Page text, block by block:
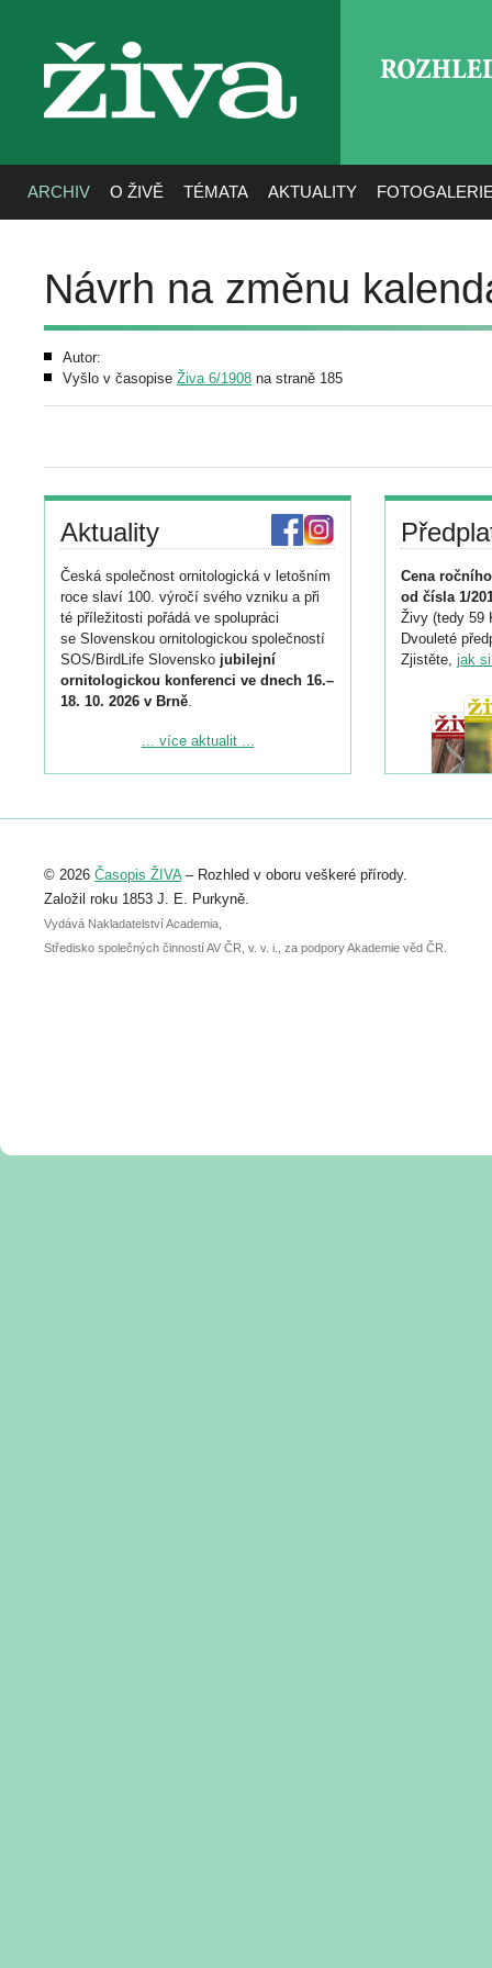
živa
ARCHIV O ŽIVĚ TÉMATA AKTUALITY
Návrh na změnu
Autor:
Vyšlo v časopise Živa 6/1908 na straně 185
Aktuality
Česká společnost ornitologická v letošním
roce slaví 100. výročí svého vzniku a při
té příležitosti pořádá ve spolupráci
se Slovenskou ornitologickou společností
SOS/BirdLife Slovensko jubilejní
ornitologickou konferenci ve dnech 16.–
18. 10. 2026 v Brně.
Podrobnější informace ke konferenci
Registrovat se můžete do 6. září.
abstraktu přihlášené přednášky nebo
posteru je už 30. června.
... více aktualit ...
Cena
od čísla 1/
Živy (tedy 59
Dvouleté
Zjistěte, jak
© 2026 Časopis ŽIVA– Rozhled v oboru veškeré přírody.
Založil roku 1853 J. E. Purkyně.
Vydává Nakladatelství Academia,
Středisko společných činností AV ČR, v. v. i., za podpory Akademie věd ČR.